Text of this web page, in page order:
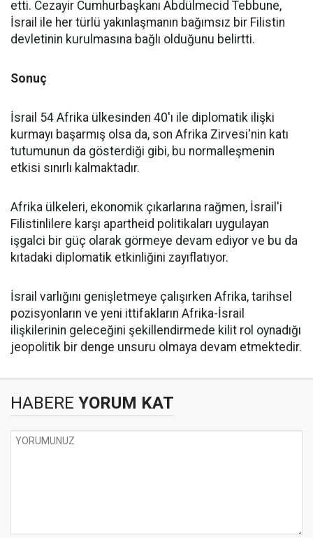
etti. Cezayir Cumhurbaşkanı Abdülmecid Tebbune,
İsrail ile her türlü yakınlaşmanın bağımsız bir Filistin
devletinin kurulmasına bağlı olduğunu belirtti.
Sonuç
İsrail 54 Afrika ülkesinden 40'ı ile diplomatik ilişki
kurmayı başarmış olsa da, son Afrika Zirvesi'nin katı
tutumunun da gösterdiği gibi, bu normalleşmenin
etkisi sınırlı kalmaktadır.
Afrika ülkeleri, ekonomik çıkarlarına rağmen, İsrail'i
Filistinlilere karşı apartheid politikaları uygulayan
işgalci bir güç olarak görmeye devam ediyor ve bu da
kıtadaki diplomatik etkinliğini zayıflatıyor.
İsrail varlığını genişletmeye çalışırken Afrika, tarihsel
pozisyonların ve yeni ittifakların Afrika-İsrail
ilişkilerinin geleceğini şekillendirmede kilit rol oynadığı
jeopolitik bir denge unsuru olmaya devam etmektedir.
HABERE YORUM KAT